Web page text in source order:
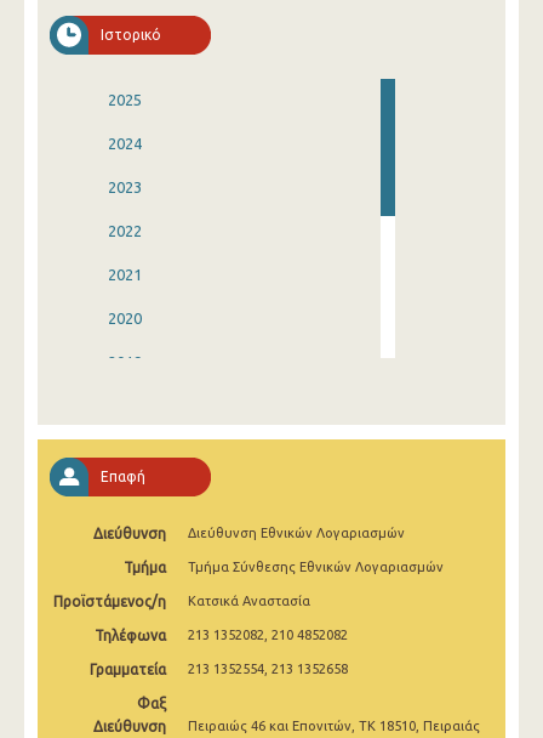
Ιστορικό
2025
2024
2023
2022
2021
2020
2019
2016
2015
2014
1996
Επαφή
Διεύθυνση Διεύθυνση Εθνικών Λογαριασμών
Τμήμα Τμήμα Σύνθεσης Εθνικών Λογαριασμών
Προϊστάμενος/η Κατσικά Αναστασία
Τηλέφωνα 213 1352082, 210 4852082
Γραμματεία 213 1352554, 213 1352658
Φαξ
Διεύθυνση
Πειραιώς 46 και Επονιτών, ΤΚ 18510, Πειραιάς